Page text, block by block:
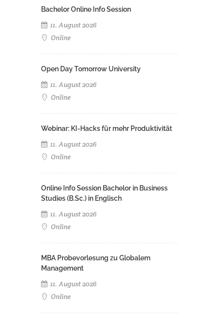
Bachelor Online Info Session
11. August 2026
Online
Open Day Tomorrow University
11. August 2026
Online
Webinar: KI-Hacks für mehr Produktivität
11. August 2026
Online
Online Info Session Bachelor in Business
Studies (B.Sc.) in Englisch
11. August 2026
Online
MBA Probevorlesung zu Globalem
Management
11. August 2026
Online